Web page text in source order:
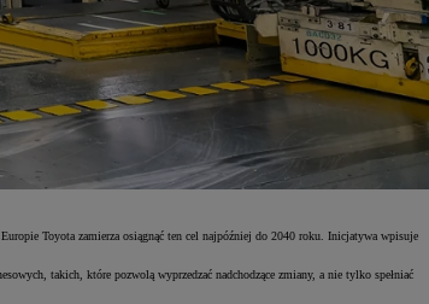
Toyota zamierza osiągnąć ten cel najpóźniej do 2040 roku. Inicjatywa wpisuje
takich, które pozwolą wyprzedzać nadchodzące zmiany, a nie tylko spełniać